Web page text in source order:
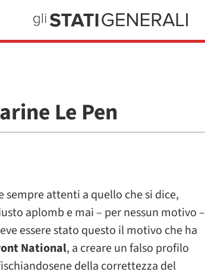
Le Pen
sempre attenti a quello che si dice,
aplomb e mai – per nessun motivo –
essere stato questo il motivo che ha
National, a creare un falso profilo
della correttezza del